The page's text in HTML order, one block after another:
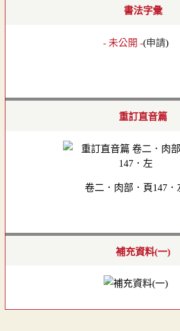
書法字彙
- 未公開 -(申請)
重訂直音篇
卷二．肉部．頁147．
補充資料(一)